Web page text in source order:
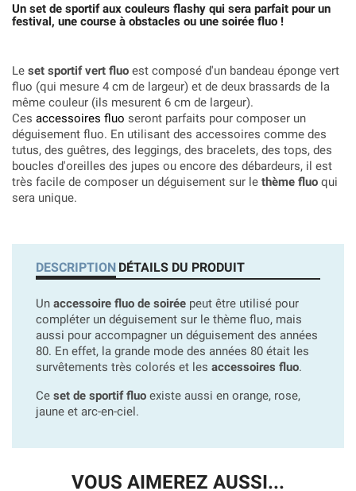
Un set de sportif aux couleurs flashy qui sera parfait pour un
festival, une course à obstacles ou une soirée fluo !
Le set sportif vert fluo est composé d'un bandeau éponge vert
fluo (qui mesure 4 cm de largeur) et de deux brassards de la
même couleur (ils mesurent 6 cm de largeur).
Ces accessoires fluo seront parfaits pour composer un
déguisement fluo. En utilisant des accessoires comme des
tutus, des guêtres, des leggings, des bracelets, des tops, des
boucles d'oreilles des jupes ou encore des débardeurs, il est
très facile de composer un déguisement sur le thème fluo qui
sera unique.
DESCRIPTION DÉTAILS DU PRODUIT
Un accessoire fluo de soirée peut être utilisé pour
compléter un déguisement sur le thème fluo, mais
aussi pour accompagner un déguisement des années
80. En effet, la grande mode des années 80 était les
survêtements très colorés et les accessoires fluo.
Ce set de sportif fluo existe aussi en orange, rose,
jaune et arc-en-ciel.
VOUS AIMEREZ AUSSI...